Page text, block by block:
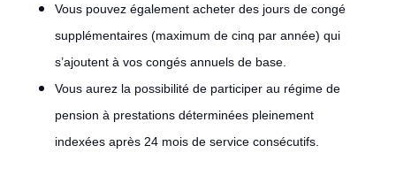
Vous pouvez également acheter des jours de congé
supplémentaires (maximum de cinq par année) qui
s’ajoutent à vos congés annuels de base.
Vous aurez la possibilité de participer au régime de
pension à prestations déterminées pleinement
indexées après 24 mois de service consécutifs.